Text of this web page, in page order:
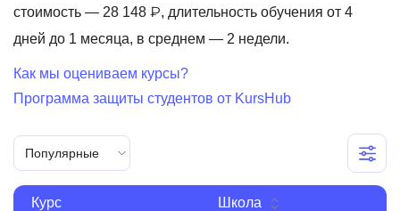
стоимость — 28 148 ₽, длительность обучения от 4
дней до 1 месяца, в среднем — 2 недели.
Как мы оцениваем курсы?
Программа защиты студентов от KursHub
Популярные
Курс Школа
Аналитика
Менеджмент
Иностранные языки
ДПО
Детям